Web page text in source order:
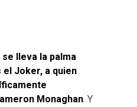
se lleva la palma
Joker, a quien
Monaghan. Y